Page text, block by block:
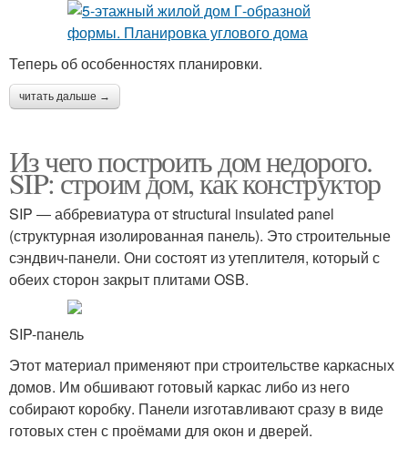
Теперь об особенностях планировки.
читать дальше →
Из чего построить дом недорого.
SIP: строим дом, как конструктор
SIP ― аббревиатура от structural insulated panel
(структурная изолированная панель). Это строительные
сэндвич-панели. Они состоят из утеплителя, который с
обеих сторон закрыт плитами OSB.
SIP-панель
Этот материал применяют при строительстве каркасных
домов. Им обшивают готовый каркас либо из него
собирают коробку. Панели изготавливают сразу в виде
готовых стен с проёмами для окон и дверей.